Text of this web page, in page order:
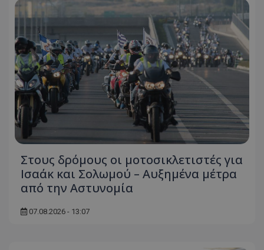
Στους δρόμους οι μοτοσικλετιστές για
Ισαάκ και Σολωμού – Αυξημένα μέτρα
από την Αστυνομία
07.08.2026 - 13:07